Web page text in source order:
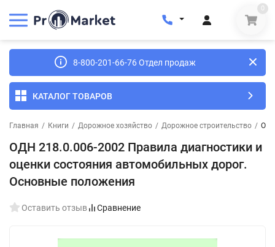
0
8-800-201-66-76 Отдел продаж
КАТАЛОГ ТОВАРОВ
Главная / Книги / Дорожное хозяйство / Дорожное строительство /
ОДН 218.0.006-2002 Правила диагностики и
оценки состояния автомобильных дорог.
Основные положения
Оставить отзыв Сравнение